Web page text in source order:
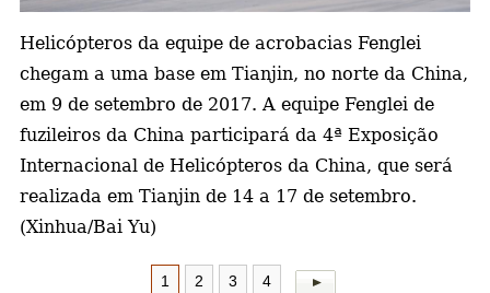
Helicópteros da equipe de acrobacias Fenglei
chegam a uma base em Tianjin, no norte da China,
em 9 de setembro de 2017. A equipe Fenglei de
fuzileiros da China participará da 4ª Exposição
Internacional de Helicópteros da China, que será
realizada em Tianjin de 14 a 17 de setembro.
(Xinhua/Bai Yu)
1 2 3 4